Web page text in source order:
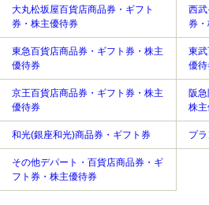
大丸松坂屋百貨店商品券・ギフト
券・株主優待券
西武
券
東急百貨店商品券・ギフト券・株主
優待券
東
優
京王百貨店商品券・ギフト券・株主
優待券
阪
株
和光(銀座和光)商品券・ギフト券 プ
その他デパート・百貨店商品券・ギ
フト券・株主優待券